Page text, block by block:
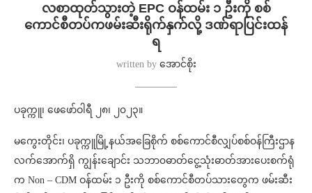
လစာထုတ်သွားတဲ့ EPC ဝန်ထမ်း ၁ ဦးကို စစ်
ကောင်စီတပ်ကဖမ်းဆီးရိုက်နှက်လို့ ဒဏ်ရာပြင်းထန်
ရ
written by အောင်စိုး
ပခုက္ကူ၊ ဖေဖော်ဝါရီ ၂‌၈၊ ၂၀၂၃။
မကွေးတိုင်း၊ ပခုက္ကူမြို့နယ်အခြေစိုက် စစ်ကောင်စီလျှပ်စစ်ဝန်ကြီးဌာန
လက်အောက်ရှိ ကျွန်းချောင်း သဘာ၀ဓာတ်ငွေ့သုံးဓာတ်အားပေးစက်ရုံ
က Non – CDM ဝန်ထမ်း ၁ ဦးကို စစ်ကောင်စီတပ်သားတွေက ဖမ်းဆီး